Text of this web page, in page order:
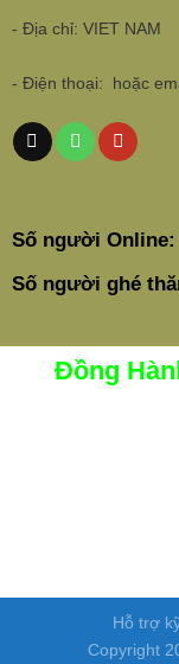
- Địa chỉ: VIET NAM
- Điện thoại: hoặc
Số người Online:
Số người ghé
Đồng
Hỗ trợ
Copyright